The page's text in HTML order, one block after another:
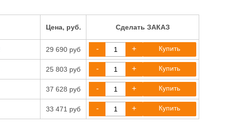
Цена, руб. Сделать ЗАКАЗ
29 690 руб - + Купить
25 803 руб - + Купить
37 628 руб - + Купить
33 471 руб - + Купить